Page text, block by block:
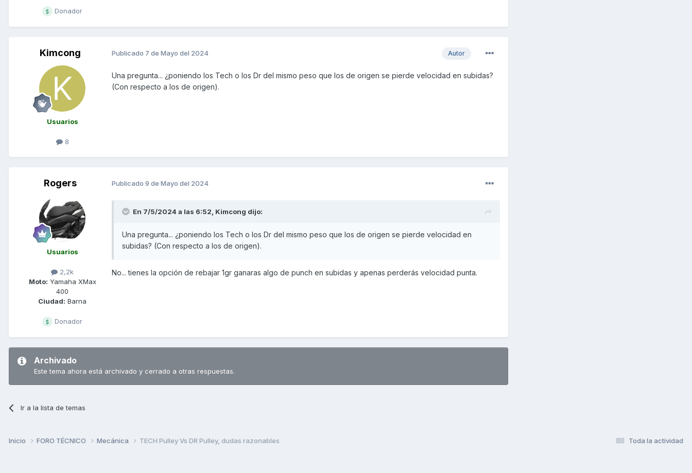
Donador
Kimcong
Usuarios
8
Autor
Publicado 7 de Mayo del 2024
Una pregunta... ¿poniendo los Tech o los Dr del mismo peso que los de origen se pierde velocidad en subidas?
(Con respecto a los de origen).
Rogers
Usuarios
2,2k
Moto: Yamaha XMax
400
Ciudad: Barna
Donador
Publicado 9 de Mayo del 2024
En 7/5/2024 a las 6:52, Kimcong dijo:
Una pregunta... ¿poniendo los Tech o los Dr del mismo peso que los de origen se pierde velocidad en
subidas? (Con respecto a los de origen).
No... tienes la opción de rebajar 1gr ganaras algo de punch en subidas y apenas perderás velocidad punta.
Archivado
Este tema ahora está archivado y cerrado a otras respuestas.
Ir a la lista de temas
Toda la actividad
Inicio FORO TÉCNICO Mecánica TECH Pulley Vs DR Pulley, dudas razonables